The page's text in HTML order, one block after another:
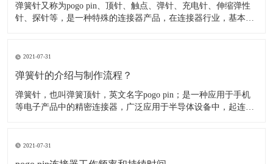
​弹簧针又称为pogo pin、顶针、触点、弹针、充电针、伸缩弹性
针、探针等，是一种特殊的连接器产品，在连接器行业，基本结
2021-07-31
弹簧针的介绍与制作流程？
弹簧针，也叫弹簧顶针，英文名字pogo pin；是一种应用于手机
等电子产品中的精密连接器，广泛应用于半导体设备中，起连接
至1块左右；Pogo pin是一种由针轴
2021-07-31